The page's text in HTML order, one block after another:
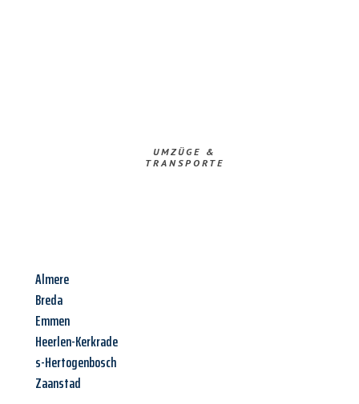
UMZÜGE &
TRANSPORTE
Almere
Breda
Emmen
Heerlen-Kerkrade
s-Hertogenbosch
Zaanstad